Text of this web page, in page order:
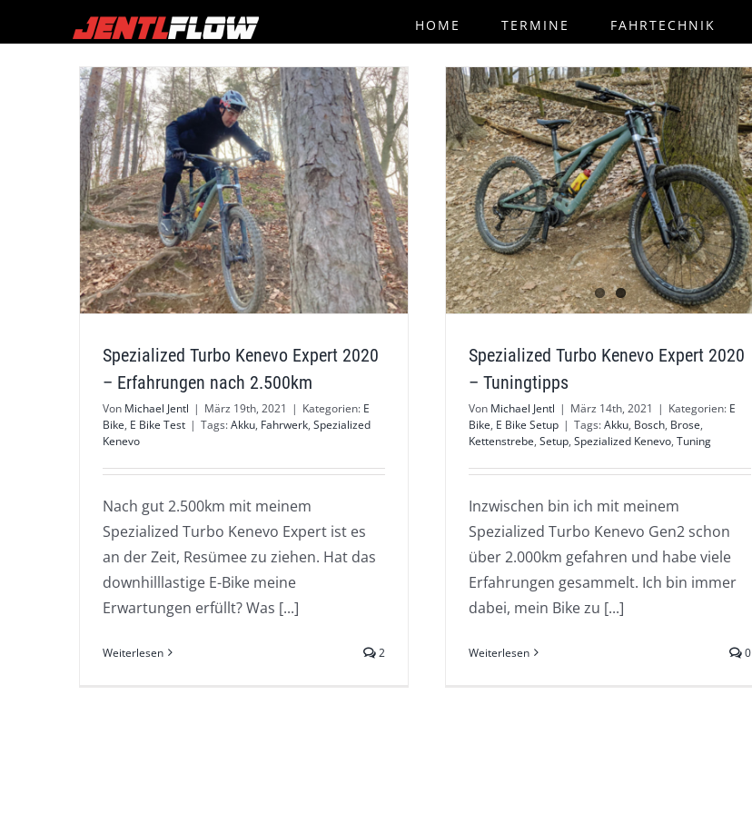
HOME TERMINE FAHRTECHNIK
Spezialized Turbo Kenevo Expert 2020
– Erfahrungen nach 2.500km
Von Michael Jentl | März 19th, 2021 | Kategorien: E
Bike, E Bike Test | Tags:Akku, Fahrwerk, Spezialized
Kenevo
Nach gut 2.500km mit meinem
Spezialized Turbo Kenevo Expert ist es
an der Zeit, Resümee zu ziehen. Hat das
downhilllastige E-Bike meine
Erwartungen erfüllt? Was [...]
Weiterlesen 2
Spezialized Turbo Kenevo Expert 2020
– Tuningtipps
Von Michael Jentl | März 14th, 2021 | Kategorien: E
Bike, E Bike Setup | Tags:Akku, Bosch, Brose,
Kettenstrebe, Setup, Spezialized Kenevo, Tuning
Inzwischen bin ich mit meinem
Spezialized Turbo Kenevo Gen2 schon
über 2.000km gefahren und habe viele
Erfahrungen gesammelt. Ich bin immer
dabei, mein Bike zu [...]
Weiterlesen 0